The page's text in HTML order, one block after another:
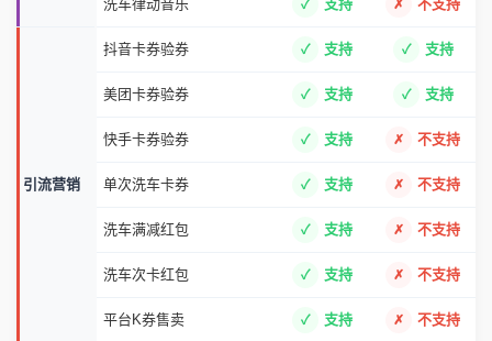
抖音卡券验券 支持 支持
美团卡券验券 支持 支持
快手卡券验券 支持 不支持
单次洗车卡券 支持 不支持
洗车满减红包 支持 不支持
洗车次卡红包 支持 不支持
平台K券售卖 支持 不支持
门店企微群营销 支持 不支持